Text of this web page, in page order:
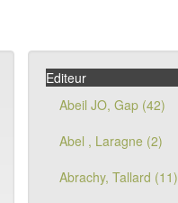
Editeur
Abeil JO, Gap (42)
Abel , Laragne (2)
Abrachy, Tallard (11)